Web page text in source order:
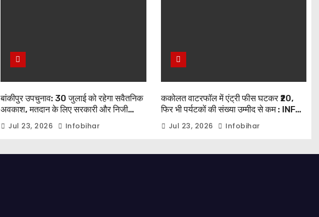
बांकीपुर उपचुनाव: 30 जुलाई को रहेगा सवैतनिक
अवकाश, मतदान के लिए सरकारी और निजी
कर्मचारियों को मिलेगी छुट्टी
Jul 23, 2026 Infobihar
ककोलत वाटरफॉल में एंट्री फीस घटकर ₹20,
फिर भी पर्यटकों की संख्या उम्मीद से कम : INFO
BIHAR
Jul 23, 2026 Infobihar